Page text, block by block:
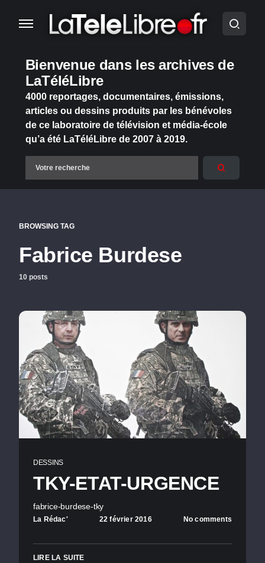
Bienvenue dans les archives de
LaTéléLibre
4000 reportages, documentaires, émissions,
articles ou dessins produits par les bénévoles
de ce laboratoire de télévision et média-école
qu’a été LaTéléLibre de 2007 à 2019.
BROWSING TAG
Fabrice Burdese
10 posts
DESSINS
TKY-ETAT-URGENCE
fabrice-burdese-tky
La Rédac' 22 février 2016 No comments
LIRE LA SUITE